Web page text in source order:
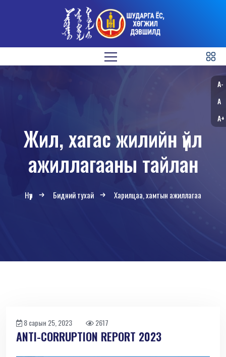
Жил, хагас жилийн үйл
ажиллагааны тайлан
Нүүр Бидний тухай Харилцаа, хамтын ажиллагаа
8 сарын 25, 2023 2617
ANTI-СORRUPTION REPORT 2023
A-
A
A+